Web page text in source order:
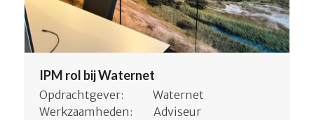
IPM rol bij Waternet
Opdrachtgever: Waternet
Werkzaamheden: Adviseur